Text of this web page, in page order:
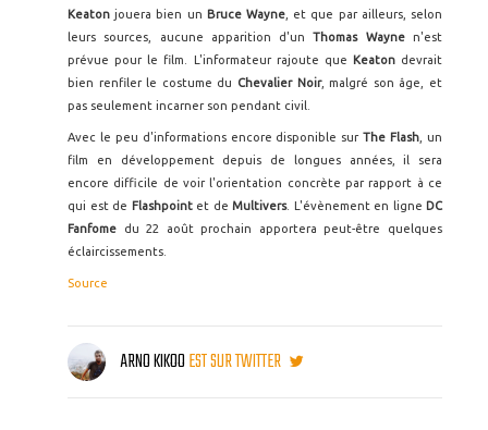
Keatonjouera bien un Bruce Wayne , et que par ailleurs, selon
leurs sources, aucune apparition d'unThomas Waynen'est
prévue pour le film. L'informateur rajoute que Keaton devrait
bien renfiler le costume du Chevalier Noir, malgré son âge, et
pas seulement incarner son pendant civil.
Avec le peu d'informations encore disponible surThe Flash , un
film en développement depuis de longues années, il sera
encore difficile de voir l'orientation concrète par rapport à ce
qui est de Flashpoint et de Multivers. L'évènement en ligne DC
Fanfome
du 22 août prochain apportera peut-être quelques
éclaircissements.
Source
ARNO KIKOOEST SUR TWITTER